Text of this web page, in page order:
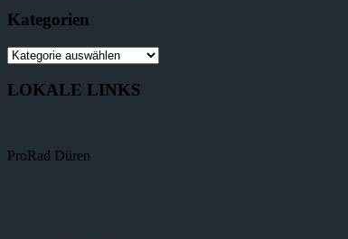
Kategorien
LOKALE LINKS
ProRad Düren